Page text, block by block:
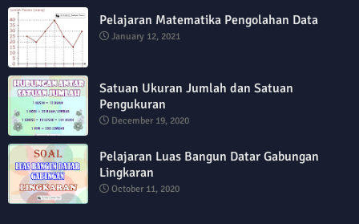
Pelajaran Matematika Pengolahan Data
January 12, 2021
Satuan Ukuran Jumlah dan Satuan
Pengukuran
December 19, 2020
Pelajaran Luas Bangun Datar Gabungan
Lingkaran
October 11, 2020